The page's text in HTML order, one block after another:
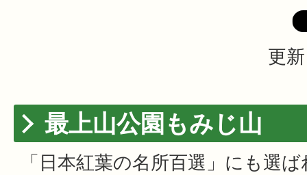
更
最上山公園もみじ山
「日本紅葉の名所百選」にも選